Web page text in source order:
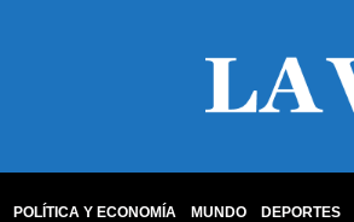
POLÍTICA Y ECONOMÍA MUNDO DEPORTES